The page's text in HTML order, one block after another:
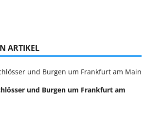
ARTIKEL
und Burgen um Frankfurt am